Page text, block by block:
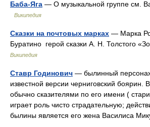
Баба-Яга — О музыкальной группе см.
Википедия
Сказки на почтовых марках — Марка
Буратино герой сказки А. Н. Толстого
Википедия
Ставр Годинович — былинный
известной версии черниговский
обычно сказителями по его имени (
играет роль чисто страдательную;
былины является его жена Василиса